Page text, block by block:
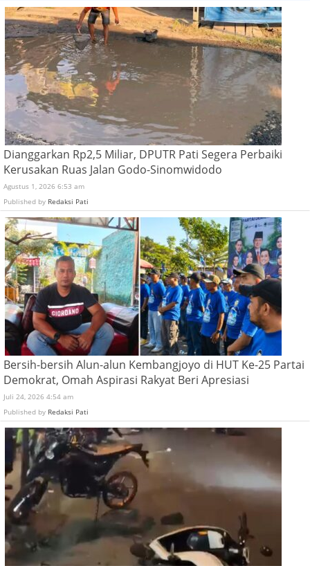
Dianggarkan Rp2,5 Miliar, DPUTR Pati Segera Perbaiki
Kerusakan Ruas Jalan Godo-Sinomwidodo
Agustus 1, 2026 6:53 am
Published by Redaksi Pati
Bersih-bersih Alun-alun Kembangjoyo di HUT Ke-25 Partai
Demokrat, Omah Aspirasi Rakyat Beri Apresiasi
Juli 24, 2026 4:54 am
Published by Redaksi Pati